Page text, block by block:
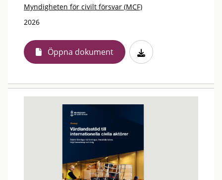
Myndigheten för civilt försvar (MCF)
2026
Öppna dokument